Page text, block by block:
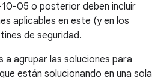
05 o posterior deben incluir
aplicables en este (y en los
de seguridad.
a agrupar las soluciones para
están solucionando en una sola